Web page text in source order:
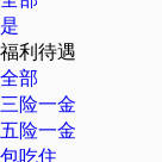
是
福利待遇
全部
三险一金
五险一金
包吃住